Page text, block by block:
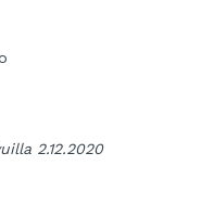
2.12.2020